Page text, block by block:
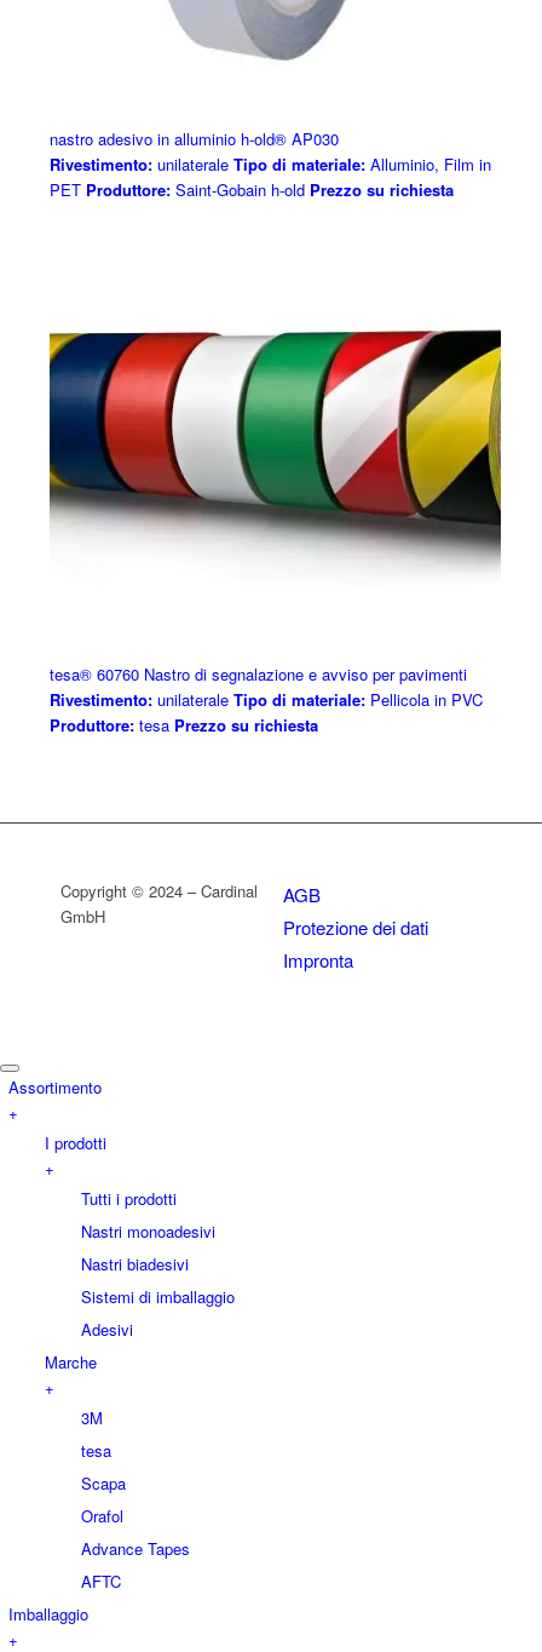
nastro adesivo in alluminio h-old® AP030
Rivestimento:unilaterale Tipo di materiale:Alluminio, Film in
PET Produttore:Saint-Gobain h-old Prezzo su richiesta
tesa® 60760 Nastro di segnalazione e avviso per pavimenti
Rivestimento:unilaterale Tipo di materiale:Pellicola in PVC
Produttore:tesa Prezzo su richiesta
Copyright © 2024 – Cardinal
GmbH
AGB
Protezione dei dati
Impronta
Assortimento
+
I prodotti
+
Tutti i prodotti
Nastri monoadesivi
Nastri biadesivi
Sistemi di imballaggio
Adesivi
Marche
+
3M
tesa
Scapa
Orafol
Advance Tapes
AFTC
Imballaggio
+